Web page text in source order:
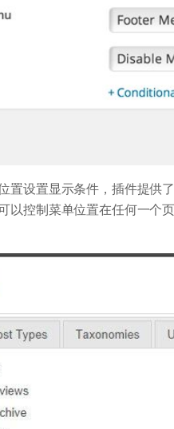
置设置显示条件，插件提供
以控制菜单位置在任何一个